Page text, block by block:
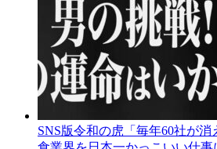
SNS版令和の虎「毎年60社が消